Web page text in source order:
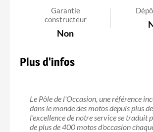
Garantie
constructeur
Non
Plus d'infos
Le Pôle de l'Occasion, une référence
dans le monde des motos depuis plus
l'excellence de notre service se traduit
de plus de 400 motos d'occasion